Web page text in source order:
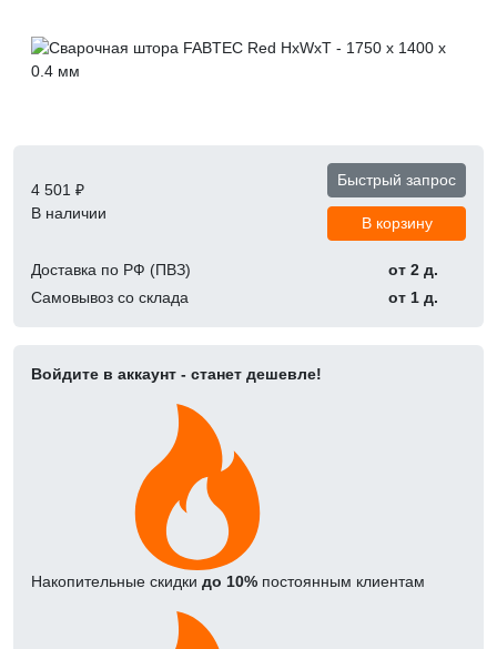
4 501 ₽
В наличии
Быстрый запрос
В корзину
Доставка по РФ (ПВЗ)
от 2 д.
Самовывоз со склада
от 1 д.
Войдите в аккаунт - станет дешевле!
Накопительные скидки до 10% постоянным клиентам